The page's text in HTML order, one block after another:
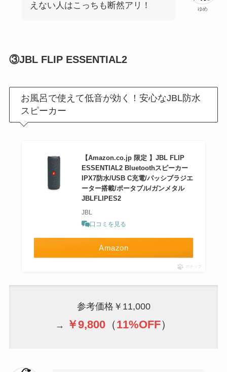
ゆめ
えない人はこっちも断然アリ！
③JBL FLIP ESSENTIAL2
お風呂で使えて低音が効く！安心なJBL防水
スピーカー
【Amazon.co.jp 限定 】JBL FLIP
ESSENTIAL2 Bluetoothスピーカー
IPX7防水/USB C充電/パッシブラジエ
ーター搭載/ポータブル/ガンメタル
JBLFLIPES2
JBL
口コミを見る
Amazon
ポチップ
参考価格￥11,000
→
￥9,800 （11%OFF）